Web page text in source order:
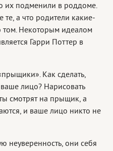
их подменили в роддоме.
те, а что родители какие-
том. Некоторым идеалом
Гарри Поттер в
Как сделать,
лицо? Нарисовать
смотрят на прыщик, а
и ваше лицо никто не
неуверенность, они себя